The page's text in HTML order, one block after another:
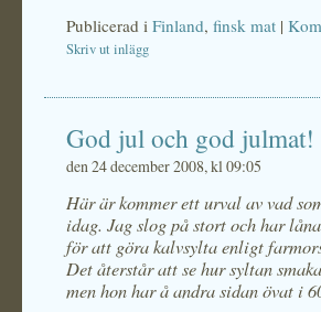
Publicerad i Finland, finsk mat |
Skriv ut inlägg
God jul och god julmat!
den 24 december 2008, kl 09:05
Här är kommer ett urval av vad
idag. Jag slog på stort och har
för att göra kalvsylta enligt
Det återstår att se hur syltan
men hon har å andra sidan övat i